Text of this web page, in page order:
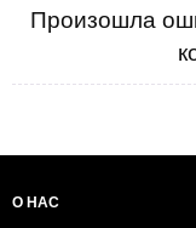
Произошла
О НАС